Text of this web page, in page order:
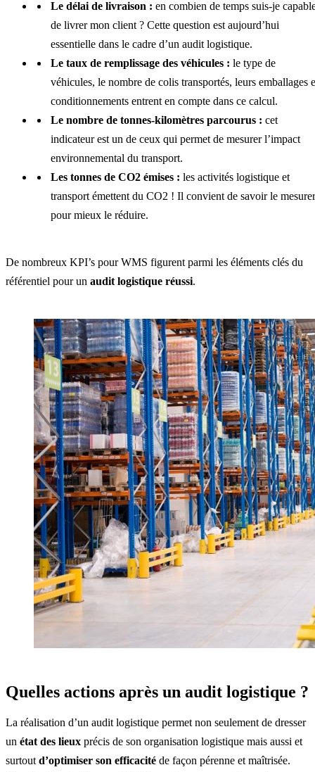
Le délai de livraison : en combien de temps suis-je
de livrer mon client ? Cette question est aujourd’hui
essentielle dans le cadre d’un audit logistique.
Le taux de remplissage des véhicules : le type de
véhicules, le nombre de colis transportés, leurs emballages
conditionnements entrent en compte dans ce calcul.
Le nombre de tonnes-kilomètres parcourus : cet
indicateur est un de ceux qui permet de mesurer l’impact
environnemental du transport.
Les tonnes de CO2 émises : les activités logistique et
transport émettent du CO2 ! Il convient de savoir le mesurer
pour mieux le réduire.
De nombreux KPI’s pour WMS figurent parmi les éléments clés du
référentiel pour un audit logistique réussi.
Quelles actions après un audit logistique ?
La réalisation d’un audit logistique permet non seulement de dresser
un état des lieux précis de son organisation logistique mais aussi et
surtout d’optimiser son efficacité de façon pérenne et maîtrisée.